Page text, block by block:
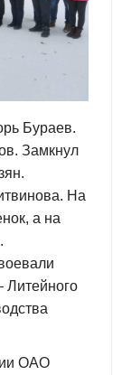
Бураев.
Замкнул
На
а на
Литейного
ОАО